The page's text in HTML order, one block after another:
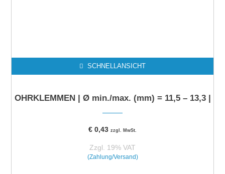
SCHNELLANSICHT
OHRKLEMMEN | Ø min./max. (mm) = 11,5 – 13,3 |
€ 0,43 zzgl. MwSt.
Zzgl. 19% VAT
(Zahlung/Versand)